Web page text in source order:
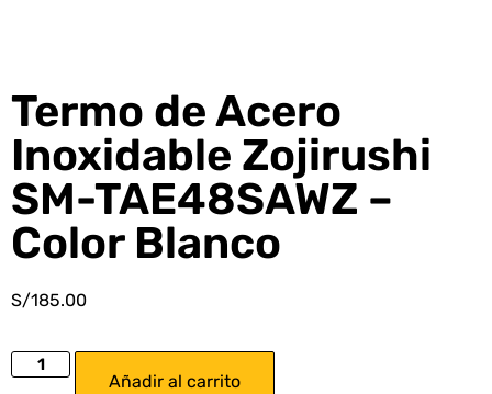
Termo de Acero
Inoxidable Zojirushi
SM-TAE48SAWZ –
Color Blanco
S/185.00
Añadir al carrito